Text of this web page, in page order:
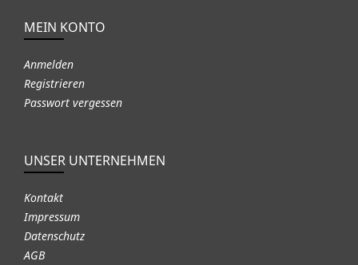
MEIN KONTO
Anmelden
Registrieren
Passwort vergessen
UNSER UNTERNEHMEN
Kontakt
Impressum
Datenschutz
AGB